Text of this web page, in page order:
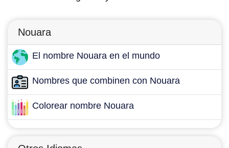
Nouara
El nombre Nouara en el mundo
Nombres que combinen con Nouara
Colorear nombre Nouara